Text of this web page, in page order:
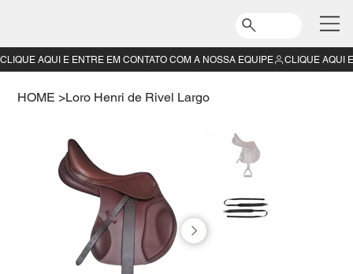
HOME >Loro Henri de Rivel Largo
CLIQUE AQUI E ENTRE EM CONTATO COM A NOSSA EQUIPE